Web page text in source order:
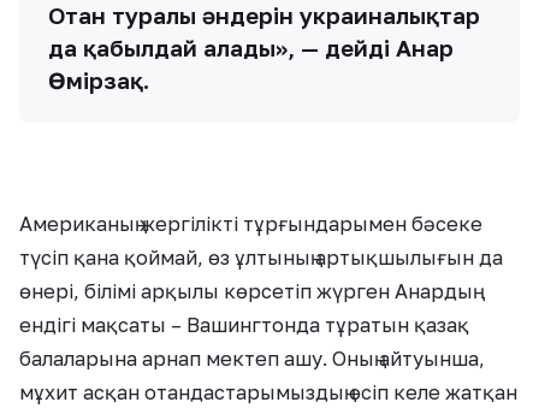
Отан туралы әндерін украиналықтар
да қабылдай алады», — дейді Анар
Өмірзақ.
Американың жергілікті тұрғындарымен бәсеке
түсіп қана қоймай, өз ұлтының артықшылығын да
өнері, білімі арқылы көрсетіп жүрген Анардың
ендігі мақсаты – Вашингтонда тұратын қазақ
балаларына арнап мектеп ашу. Оның айтуынша,
мұхит асқан отандастарымыздың өсіп келе жатқан